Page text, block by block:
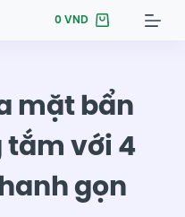
0VND
mặt bẩn
với 4
gọn